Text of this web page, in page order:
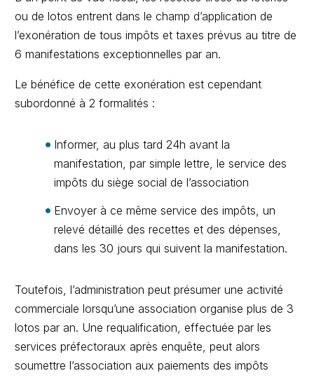
ou de lotos entrent dans le champ d’application de
l’exonération de tous impôts et taxes prévus au titre de
6 manifestations exceptionnelles par an.
Le bénéfice de cette exonération est cependant
subordonné à 2 formalités :
Informer, au plus tard 24h avant la
manifestation, par simple lettre, le service des
impôts du siège social de l’association
Envoyer à ce même service des impôts, un
relevé détaillé des recettes et des dépenses,
dans les 30 jours qui suivent la manifestation.
Toutefois, l’administration peut présumer une activité
commerciale lorsqu’une association organise plus de 3
lotos par an. Une requalification, effectuée par les
services préfectoraux après enquête, peut alors
soumettre l’association aux paiements des impôts